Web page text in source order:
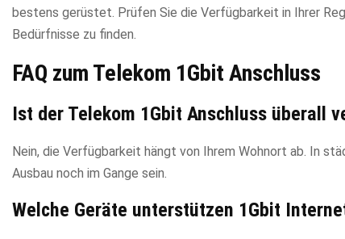
bestens gerüstet. Prüfen Sie die Verfügbarkeit in Ihrer
Bedürfnisse zu finden.
FAQ zum Telekom 1Gbit Anschluss
Ist der Telekom 1Gbit Anschluss überall
Nein, die Verfügbarkeit hängt von Ihrem Wohnort ab. In
Ausbau noch im Gange sein.
Welche Geräte unterstützen 1Gbit